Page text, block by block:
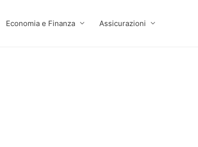
Economia e Finanza Assicurazioni